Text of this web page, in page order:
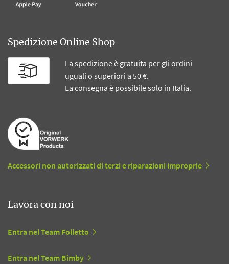
Spedizione Online Shop
La spedizione è gratuita per gli ordini
uguali o superiori a 50 €.
La consegna è possibile solo in Italia.
Accessori non autorizzati di terzi e riparazioni improprie
Lavora con noi
Entra nel Team Folletto
Entra nel Team Bimby